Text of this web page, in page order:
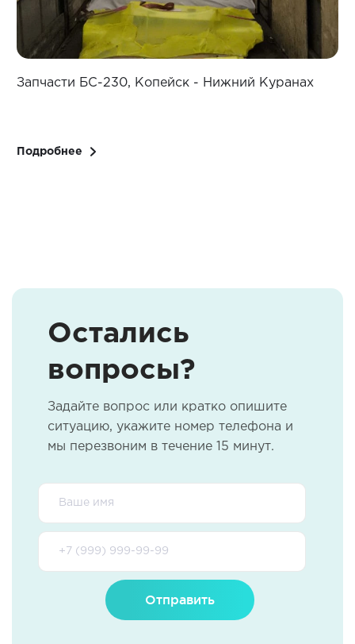
Запчасти БС-230, Копейск - Нижний Куранах
Подробнее
Остались
вопросы?
Задайте вопрос или кратко опишите
ситуацию, укажите номер телефона и
мы перезвоним в течение 15 минут.
Отправить